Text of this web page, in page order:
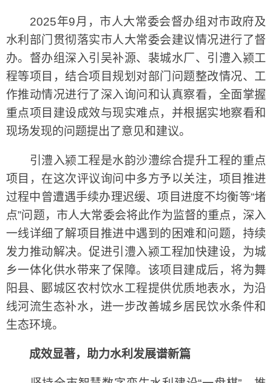
2025年9月，市人大常委会督办组对市政府及
水利部门贯彻落实市人大常委会建议情况进行了督
办。督办组深入引吴补源、裴城水厂、引澧入颍工
程等项目，结合项目规划对部门问题整改情况、工
作推动情况进行了深入询问和认真察看，全面掌握
重点项目建设成效与现实难点，并根据实地察看和
现场发现的问题提出了意见和建议。
引澧入颍工程是水韵沙澧综合提升工程的重点
项目，在这次评议询问中多方予以关注，项目推进
过程中曾遭遇手续办理迟缓、项目进度不均衡等“堵
点”问题，市人大常委会将此作为监督的重点，深入
一线详细了解项目推进中遇到的困难和问题，持续
发力推动解决。促进引澧入颍工程加快建设，为城
乡一体化供水带来了保障。该项目建成后，将为舞
阳县、郾城区农村饮水工程提供优质地表水，为沿
线河流生态补水，进一步改善城乡居民饮水条件和
生态环境。
成效显著，助力水利发展谱新篇